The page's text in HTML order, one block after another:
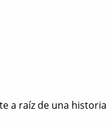
a raíz de una